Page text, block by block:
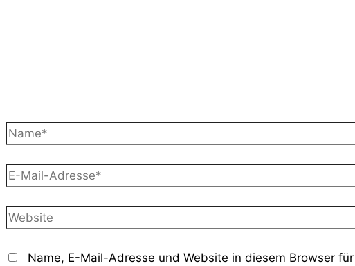
Name*
E-
Adresse*
Website
Name, E-Mail-Adresse und Website in diesem Browser